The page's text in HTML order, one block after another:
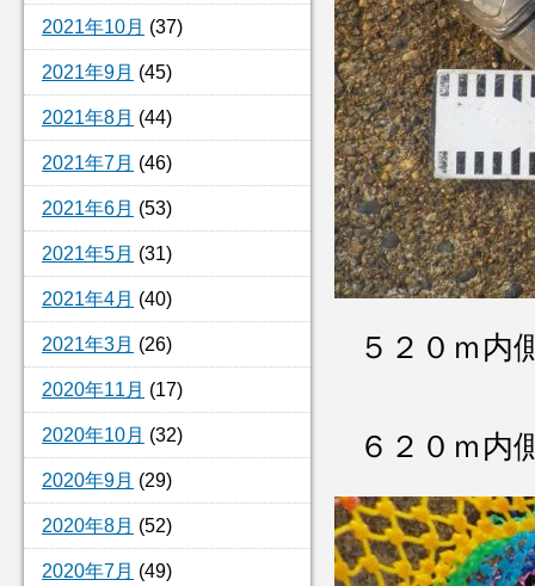
2021年10月 (37)
2021年9月 (45)
2021年8月 (44)
2021年7月 (46)
2021年6月 (53)
2021年5月 (31)
2021年4月 (40)
2021年3月 (26)
2020年11月 (17)
2020年10月 (32)
2020年9月 (29)
2020年8月 (52)
2020年7月 (49)
５２０ｍ
６２０ｍ